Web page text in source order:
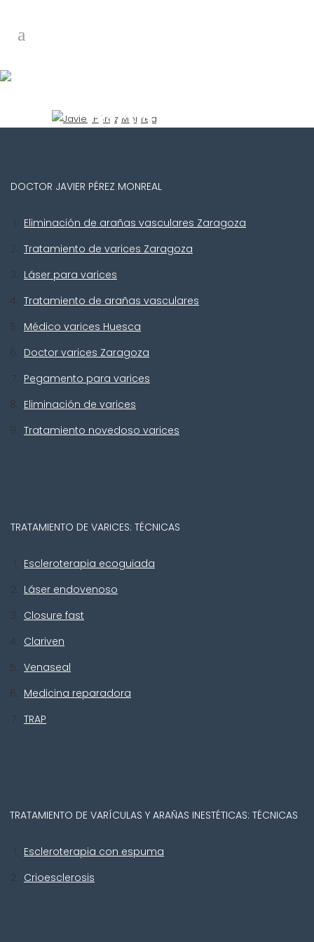
monreal-
vascular
DOCTOR JAVIER PÉREZ MONREAL
Eliminación de arañas vasculares Zaragoza
Tratamiento de varices Zaragoza
Láser para varices
Tratamiento de arañas vasculares
Médico varices Huesca
Doctor varices Zaragoza
Pegamento para varices
Eliminación de varices
Tratamiento novedoso varices
TRATAMIENTO DE VARICES: TÉCNICAS
Escleroterapia ecoguiada
Láser endovenoso
Closure fast
Clariven
Venaseal
Medicina reparadora
TRAP
TRATAMIENTO DE VARÍCULAS Y ARAÑAS INESTÉTICAS: TÉCNICAS
Escleroterapia con espuma
Crioesclerosis